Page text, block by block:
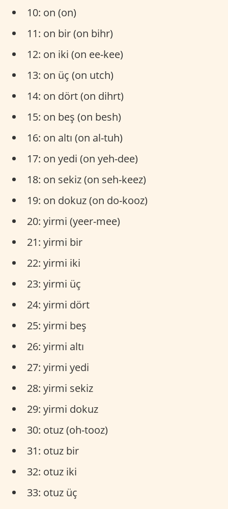
10: on (on)
11: on bir (on bihr)
12: on iki (on ee-kee)
13: on üç (on utch)
14: on dört (on dihrt)
15: on beş (on besh)
16: on altı (on al-tuh)
17: on yedi (on yeh-dee)
18: on sekiz (on seh-keez)
19: on dokuz (on do-kooz)
20: yirmi (yeer-mee)
21: yirmi bir
22: yirmi iki
23: yirmi üç
24: yirmi dört
25: yirmi beş
26: yirmi altı
27: yirmi yedi
28: yirmi sekiz
29: yirmi dokuz
30: otuz (oh-tooz)
31: otuz bir
32: otuz iki
33: otuz üç